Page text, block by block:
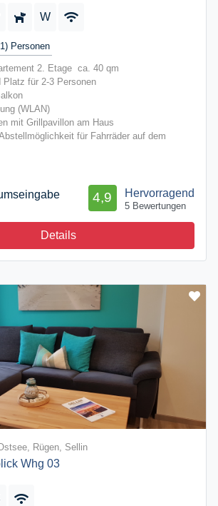
W
Personen
2. Etage ca. 40 qm
Platz für 2-3 Personen
(WLAN)
mit Grillpavillon am Haus
für Fahrräder auf dem
Hervorragend
4,9
5 Bewertungen
Details
Rügen, Sellin
Whg 03